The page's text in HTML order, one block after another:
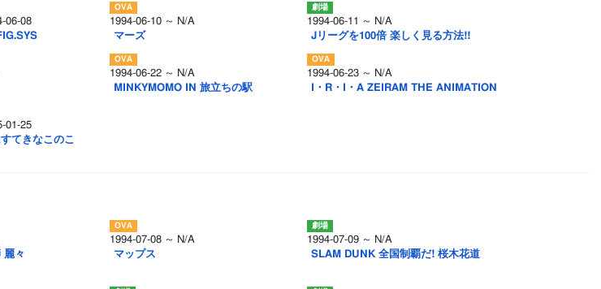
06-08
1994-06-10 ～ N/A
マーズ
1994-06-11 ～ N/A
Jリーグを100倍 楽しく見る方法!!
1994-06-22 ～ N/A
MINKYMOMO IN 旅立ちの駅
1994-06-23 ～ N/A
I・R・I・A ZEIRAM THE ANIMATION
01-25
てきなこのこ
麗々
1994-07-08 ～ N/A
マップス
1994-07-09 ～ N/A
SLAM DUNK 全国制覇だ! 桜木花道